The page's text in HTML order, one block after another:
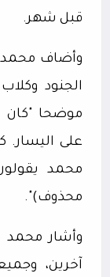
قبل شهر.
وأضاف محمد
الجنود
موضحا "كان
على اليسار.
محمد
محذوف)".
آخرين،